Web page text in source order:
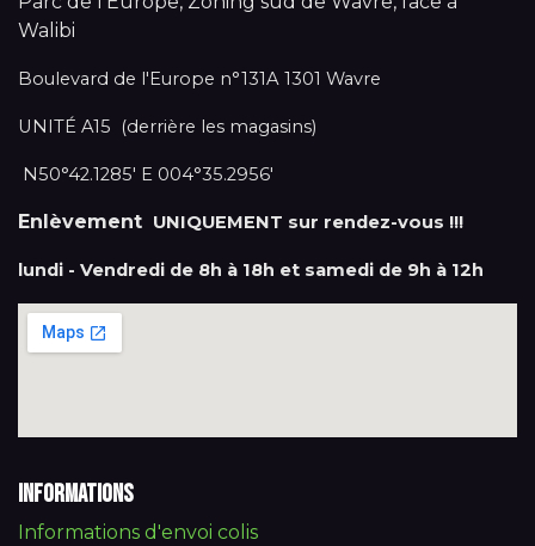
Walibi
Boulevard de l'Europe n°131A 1301 Wavre
UNITÉ A15 (derrière les magasins)
N50°42.1285' E 004°35.2956'
Enlèvement UNIQUEMENT sur rendez-vous !!!
lundi - Vendredi de 8h à 18h et samedi de 9h à 12h
Informations
Informations d'envoi colis